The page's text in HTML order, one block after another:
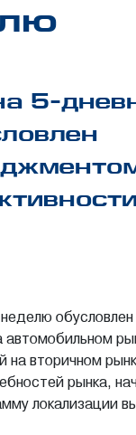
5-
на вторичном
рынка,
локализации